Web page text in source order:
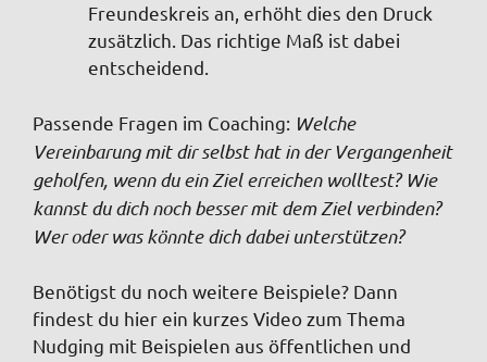
Freundeskreis an, erhöht dies den Druck
zusätzlich. Das richtige Maß ist dabei
entscheidend.
Passende Fragen im Coaching: Welche
Vereinbarung mit dir selbst hat in der Vergangenheit
geholfen, wenn du ein Ziel erreichen wolltest? Wie
kannst du dich noch besser mit dem Ziel verbinden?
Wer oder was könnte dich dabei unterstützen?
Benötigst du noch weitere Beispiele? Dann
findest du hier ein kurzes Video zum Thema
Nudging mit Beispielen aus öffentlichen und